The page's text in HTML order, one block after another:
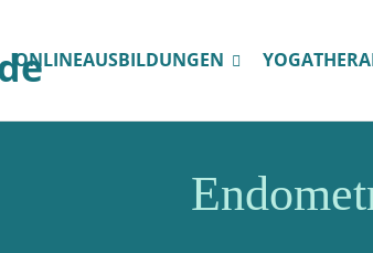
ONLINEAUSBILDUNGEN